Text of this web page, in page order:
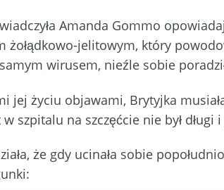
Amanda Gommo
żołądkowo-jelitowym, który
wirusem, nieźle sobie
jej życiu objawami, Brytyjka
szpitalu na szczęćcie nie był
że gdy ucinała sobie